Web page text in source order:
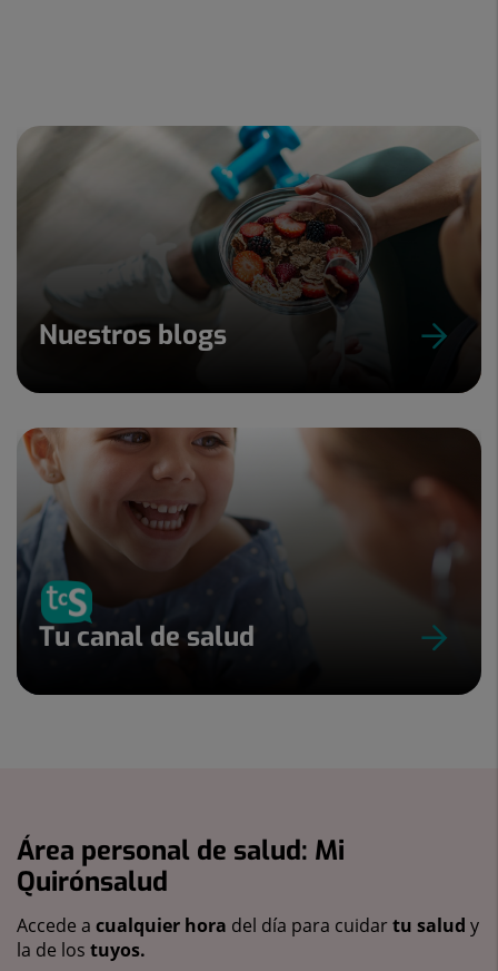
Nuestros blogs
Tu canal de salud
Área personal de salud: Mi
Quirónsalud
Accede a cualquier hora del día para cuidartu salud y
la de los tuyos.